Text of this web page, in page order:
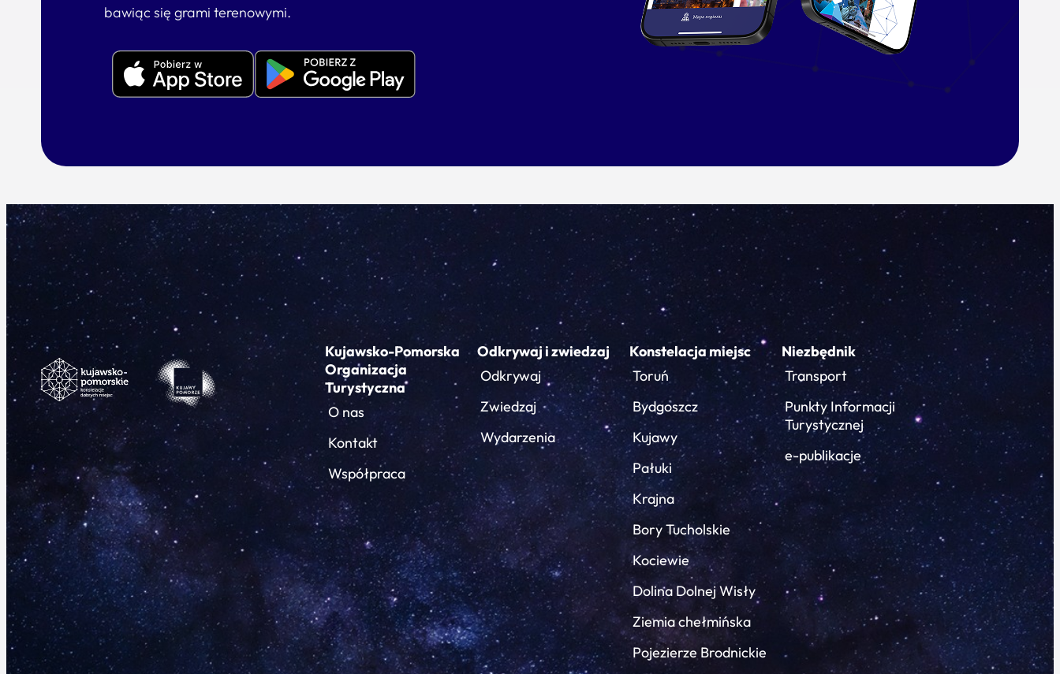
bawiąc się grami terenowymi.
Kujawsko-Pomorska
Organizacja
Turystyczna
O nas
Kontakt
Współpraca
Odkrywaj i zwiedzaj
Odkrywaj
Zwiedzaj
Wydarzenia
Konstelacja miejsc
Toruń
Bydgoszcz
Kujawy
Pałuki
Krajna
Bory Tucholskie
Kociewie
Dolina Dolnej Wisły
Ziemia chełmińska
Pojezierze Brodnickie
Niezbędnik
Transport
Punkty Informacji
Turystycznej
e-publikacje